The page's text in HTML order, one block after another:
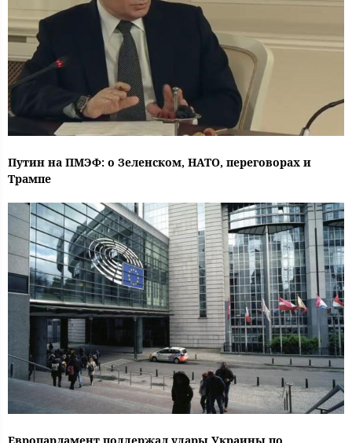
Путин на ПМЭФ: о Зеленском, НАТО, переговорах и
Трампе